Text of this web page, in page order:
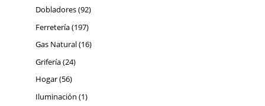
productos
Dobladores 9292
Ferretería 197197
productos
Gas Natural 1616
Grifería 2424
Hogar 5656
productos
Iluminación 11